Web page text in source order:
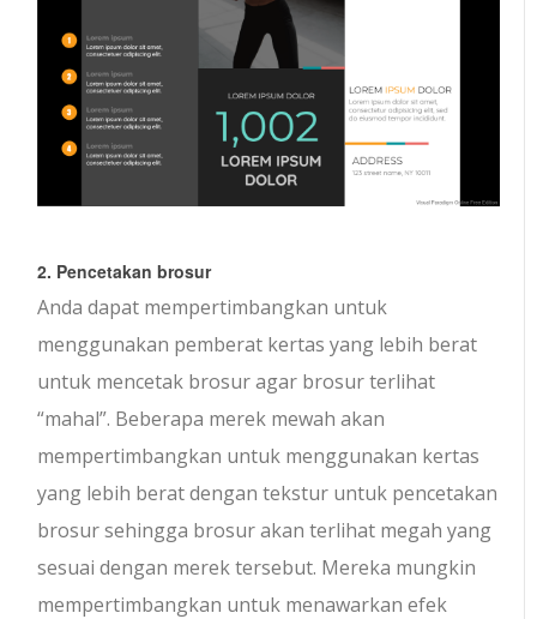
2. Pencetakan brosur
Anda dapat mempertimbangkan untuk
menggunakan pemberat kertas yang lebih berat
untuk mencetak brosur agar brosur terlihat
“mahal”. Beberapa merek mewah akan
mempertimbangkan untuk menggunakan kertas
yang lebih berat dengan tekstur untuk pencetakan
brosur sehingga brosur akan terlihat megah yang
sesuai dengan merek tersebut. Mereka mungkin
mempertimbangkan untuk menawarkan efek